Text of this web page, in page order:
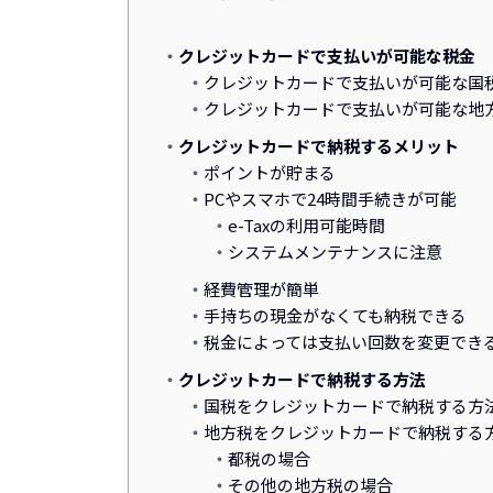
クレジットカードで支払いが可能な税金
クレジットカードで支払いが可能な国
クレジットカードで支払いが可能な地
クレジットカードで納税するメリット
ポイントが貯まる
PCやスマホで24時間手続きが可能
e-Taxの利用可能時間
システムメンテナンスに注意
経費管理が簡単
手持ちの現金がなくても納税できる
税金によっては支払い回数を変更でき
クレジットカードで納税する方法
国税をクレジットカードで納税する方
地方税をクレジットカードで納税する
都税の場合
その他の地方税の場合